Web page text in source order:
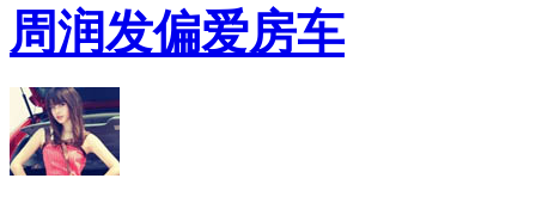
周润发偏爱房车